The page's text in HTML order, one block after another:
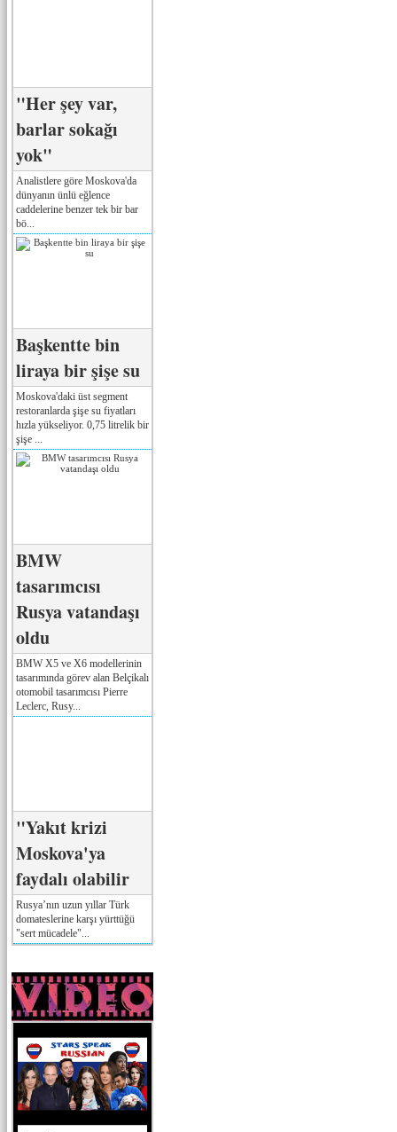
"Her şey var,
barlar sokağı
yok"
Analistlere göre Moskova'da
dünyanın ünlü eğlence
caddelerine benzer tek bir bar
bö...
Başkentte bin
liraya bir şişe su
Moskova'daki üst segment
restoranlarda şişe su fiyatları
hızla yükseliyor. 0,75 litrelik bir
şişe ...
BMW
tasarımcısı
Rusya vatandaşı
oldu
BMW X5 ve X6 modellerinin
tasarımında görev alan Belçikalı
otomobil tasarımcısı Pierre
Leclerc, Rusy...
"Yakıt krizi
Moskova'ya
faydalı olabilir
Rusya’nın uzun yıllar Türk
domateslerine karşı yürttüğü
"sert mücadele"...